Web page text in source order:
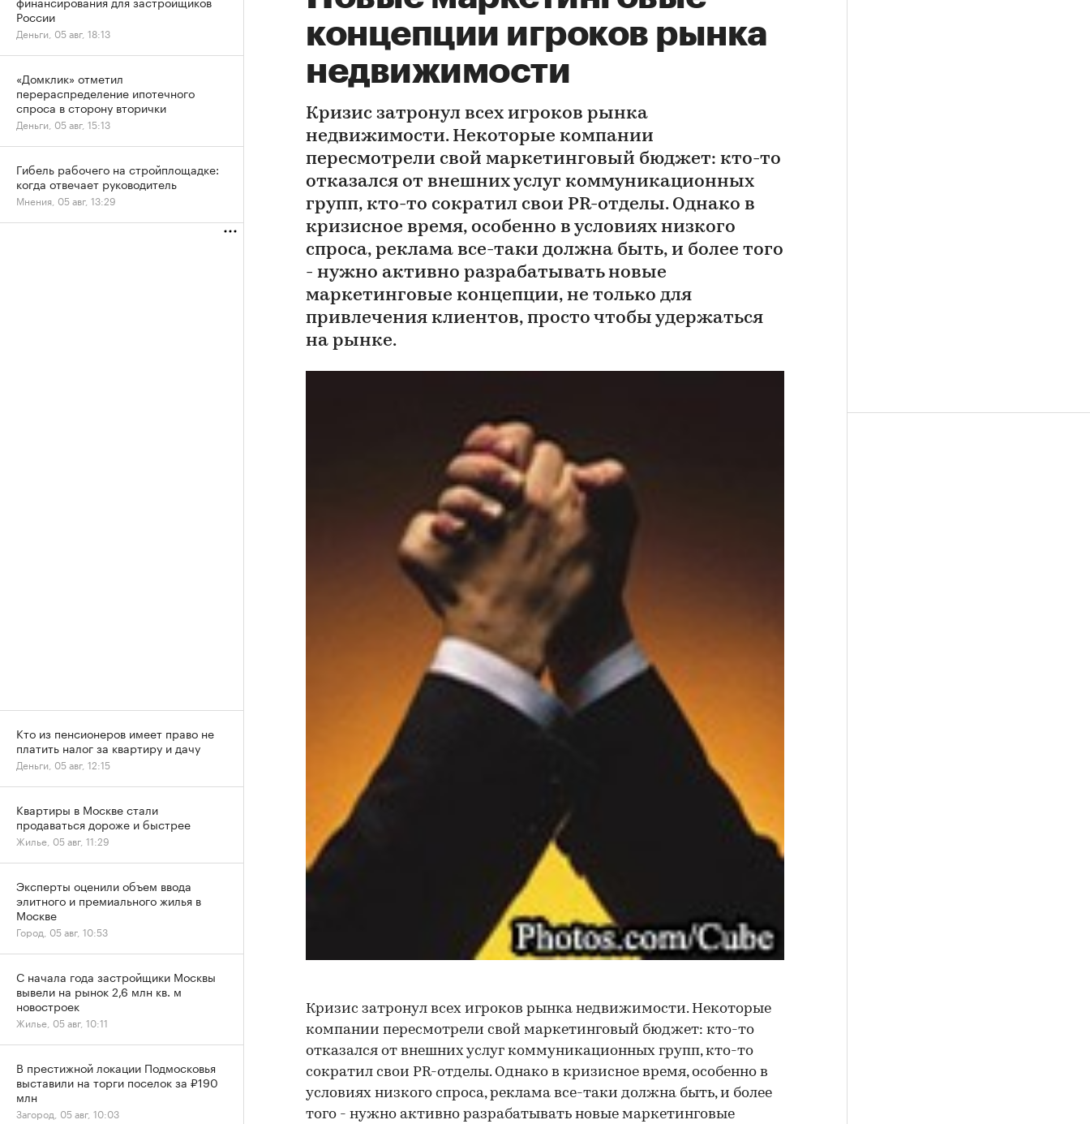
концепции игроков рынка
недвижимости
Кризис затронул всех игроков рынка
недвижимости. Некоторые компании
пересмотрели свой маркетинговый бюджет: кто-то
отказался от внешних услуг коммуникационных
групп, кто-то сократил свои PR-отделы. Однако в
кризисное время, особенно в условиях низкого
спроса, реклама все-таки должна быть, и более того
- нужно активно разрабатывать новые
маркетинговые концепции, не только для
привлечения клиентов, просто чтобы удержаться
на рынке.
Кризис затронул всех игроков рынка недвижимости. Некоторые
компании пересмотрели свой маркетинговый бюджет: кто-то
отказался от внешних услуг коммуникационных групп, кто-то
сократил свои PR-отделы. Однако в кризисное время, особенно в
условиях низкого спроса, реклама все-таки должна быть, и более
того - нужно активно разрабатывать новые маркетинговые
России
Деньги, 05 авг, 18:13
«Домклик» отметил
перераспределение ипотечного
спроса в сторону вторички
Деньги, 05 авг, 15:13
Гибель рабочего на стройплощадке:
когда отвечает руководитель
Мнения, 05 авг, 13:29
Кто из пенсионеров имеет право не
платить налог за квартиру и дачу
Деньги, 05 авг, 12:15
Квартиры в Москве стали
продаваться дороже и быстрее
Жилье, 05 авг, 11:29
Эксперты оценили объем ввода
элитного и премиального жилья в
Москве
Город, 05 авг, 10:53
С начала года застройщики Москвы
вывели на рынок 2,6 млн кв. м
новостроек
Жилье, 05 авг, 10:11
В престижной локации Подмосковья
выставили на торги поселок за ₽190
млн
Загород, 05 авг, 10:03